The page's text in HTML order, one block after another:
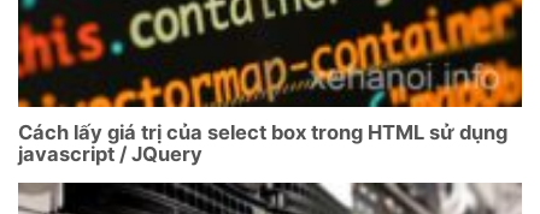
Cách lấy giá trị của select box trong HTML sử dụng
javascript / JQuery